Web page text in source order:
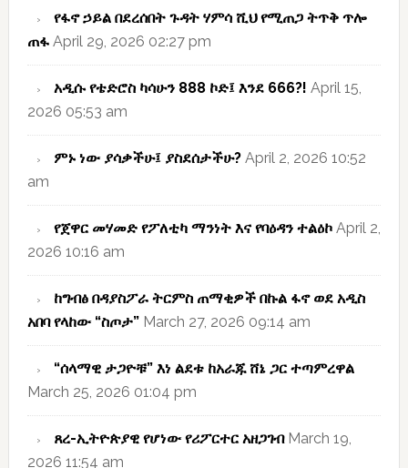
የፋኖ ኃይል በደረሰበት ጉዳት ሃምሳ ሺህ የሚጠጋ ትጥቅ ጥሎ
ጠፋ April 29, 2026 02:27 pm
አዲሱ የቴድሮስ ካሳሁን 888 ኮድ፤ እንደ 666?! April 15,
2026 05:53 am
ምኑ ነው ያሳቃችሁ፤ ያስደሰታችሁ? April 2, 2026 10:52
am
የጀዋር መሃመድ የፖለቲካ ማንነት እና የባዕዳን ተልዕኮ April 2,
2026 10:16 am
ከግብፅ በዳያስፖራ ትርምስ ጠማቂዎች በኩል ፋኖ ወደ አዲስ
አበባ የላከው “ስጦታ” March 27, 2026 09:14 am
“ሰላማዊ ታጋዮቹ” እነ ልደቱ ከአራጁ ሸኔ ጋር ተጣምረዋል
March 25, 2026 01:04 pm
ጸረ-ኢትዮጵያዊ የሆነው የሪፖርተር አዘጋገብ March 19,
2026 11:54 am